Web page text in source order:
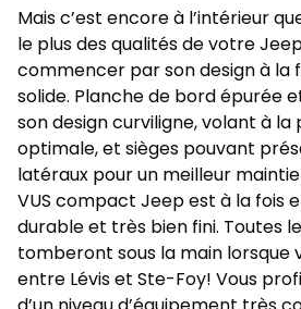
Mais c’est encore à l’intérieur
le plus des qualités de votre
commencer par son design à la
solide. Planche de bord épurée
son design curviligne, volant à la
optimale, et sièges pouvant
latéraux pour un meilleur
VUS compact Jeep est à la fois
durable et très bien fini. Toutes
tomberont sous la main lorsque
entre Lévis et Ste-Foy! Vous